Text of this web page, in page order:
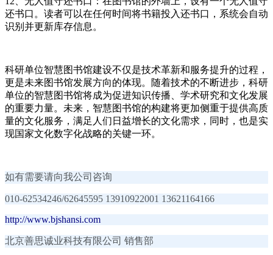
还书口。读者可以在任何时间将书籍投入还书口，系统会自动
识别并更新库存信息。
科研单位智慧图书馆建设不仅是技术革新和服务提升的过程，
更是未来图书馆发展方向的体现。随着技术的不断进步，科研
单位的智慧图书馆将成为促进知识传播、学术研究和文化发展
的重要力量。未来，智慧图书馆的构建将更加侧重于提供高质
量的文化服务，满足人们日益增长的文化需求，同时，也是实
现国家文化数字化战略的关键一环。
如有需要请向我公司咨询
010-62534246/62645595 13910922001 13621164166
http://www.bjshansi.com
北京善思诚业科技有限公司 销售部